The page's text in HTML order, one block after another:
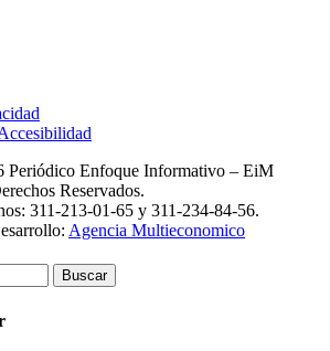
Periódico Enfoque Informativo – EiM
Reservados.
311-213-01-65 y 311-234-84-56.
Agencia Multieconomico